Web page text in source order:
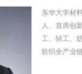
东华大学材
人、首席创
工、轻工、
纺织全产业